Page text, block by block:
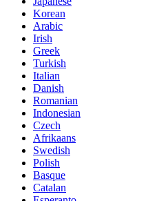
Korean
Arabic
Irish
Greek
Turkish
Italian
Danish
Romanian
Indonesian
Czech
Afrikaans
Swedish
Polish
Basque
Catalan